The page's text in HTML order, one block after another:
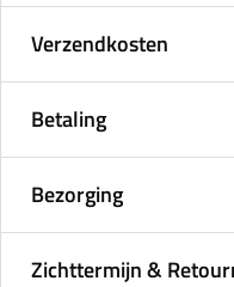
Verzendkosten
Betaling
Bezorging
Zichttermijn &